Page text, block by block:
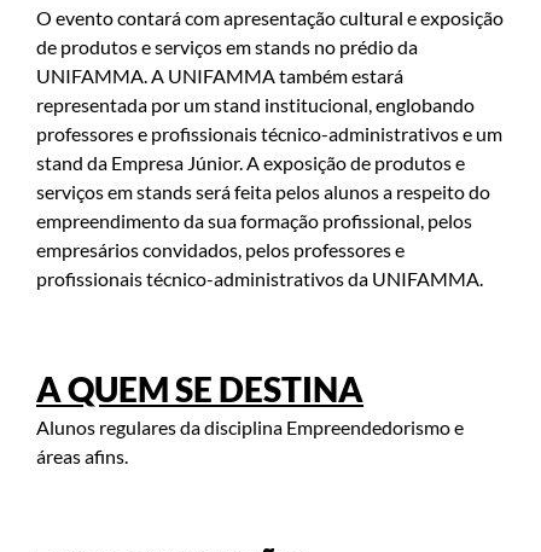
O evento contará com apresentação cultural e exposição
de produtos e serviços em stands no prédio da
UNIFAMMA. A UNIFAMMA também estará
representada por um stand institucional, englobando
professores e profissionais técnico-administrativos e um
stand da Empresa Júnior. A exposição de produtos e
serviços em stands será feita pelos alunos a respeito do
empreendimento da sua formação profissional, pelos
empresários convidados, pelos professores e
profissionais técnico-administrativos da UNIFAMMA.
A QUEM SE DESTINA
Alunos regulares da disciplina Empreendedorismo e
áreas afins.